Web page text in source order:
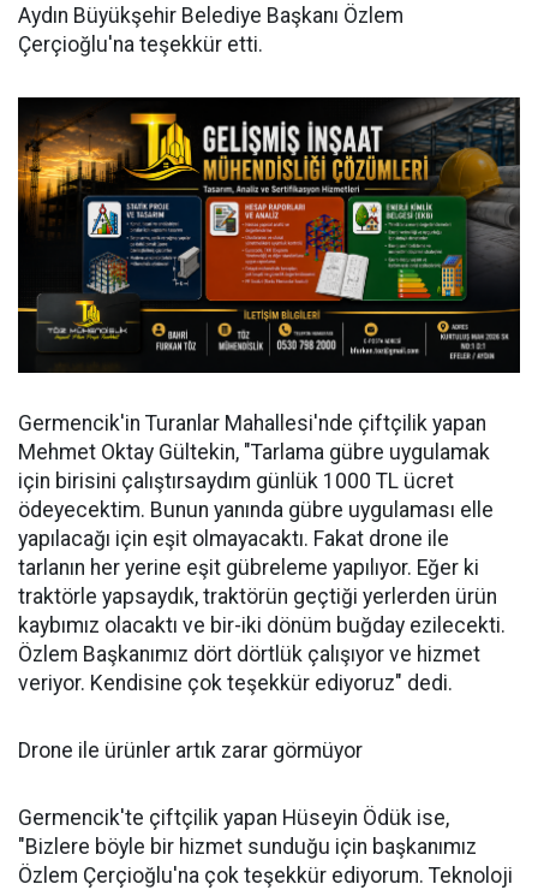
Aydın Büyükşehir Belediye Başkanı Özlem
Çerçioğlu'na teşekkür etti.
Germencik'in Turanlar Mahallesi'nde çiftçilik yapan
Mehmet Oktay Gültekin, "Tarlama gübre uygulamak
için birisini çalıştırsaydım günlük 1000 TL ücret
ödeyecektim. Bunun yanında gübre uygulaması elle
yapılacağı için eşit olmayacaktı. Fakat drone ile
tarlanın her yerine eşit gübreleme yapılıyor. Eğer ki
traktörle yapsaydık, traktörün geçtiği yerlerden ürün
kaybımız olacaktı ve bir-iki dönüm buğday ezilecekti.
Özlem Başkanımız dört dörtlük çalışıyor ve hizmet
veriyor. Kendisine çok teşekkür ediyoruz" dedi.
Drone ile ürünler artık zarar görmüyor
Germencik'te çiftçilik yapan Hüseyin Ödük ise,
"Bizlere böyle bir hizmet sunduğu için başkanımız
Özlem Çerçioğlu'na çok teşekkür ediyorum. Teknoloji